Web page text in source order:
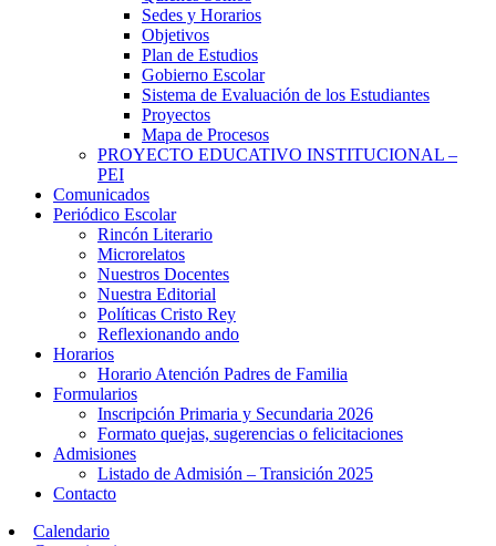
Sedes y Horarios
Objetivos
Plan de Estudios
Gobierno Escolar
Sistema de Evaluación de los Estudiantes
Proyectos
Mapa de Procesos
PROYECTO EDUCATIVO INSTITUCIONAL –
PEI
Comunicados
Periódico Escolar
Rincón Literario
Microrelatos
Nuestros Docentes
Nuestra Editorial
Políticas Cristo Rey
Reflexionando ando
Horarios
Horario Atención Padres de Familia
Formularios
Inscripción Primaria y Secundaria 2026
Formato quejas, sugerencias o felicitaciones
Admisiones
Listado de Admisión – Transición 2025
Contacto
Calendario